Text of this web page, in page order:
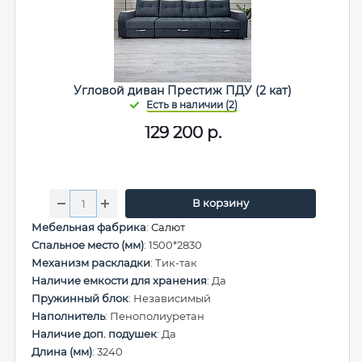
Угловой диван Престиж ПДУ (2 кат)
129 200р.
В корзину
Мебельная фабрика: Салют
Спальное место (мм): 1500*2830
Механизм раскладки: Тик-так
Наличие емкости для хранения: Да
Пружинный блок: Независимый
Наполнитель: Пенополиуретан
Наличие доп. подушек: Да
Длина (мм): 3240